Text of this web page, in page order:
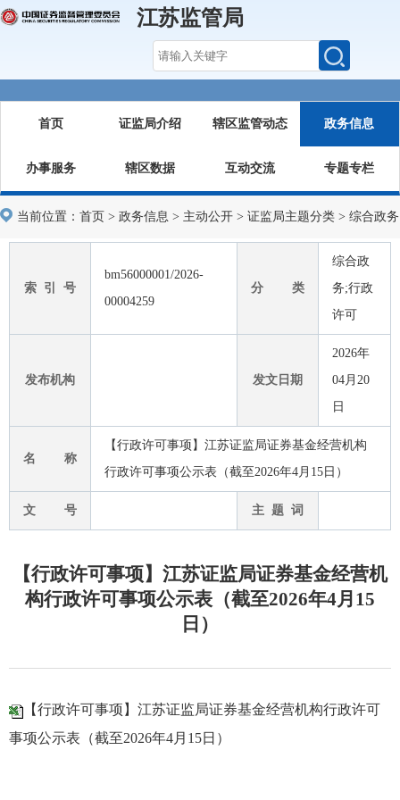
江苏监管局
首页 证监局介绍 辖区监管动态 政务信息
办事服务 辖区数据 互动交流 专题专栏
当前位置： 首页 > 政务信息 > 主动公开 > 证监局主题分类 > 综合政务
索 引 号
bm56000001/2026-
00004259
分 类
综合政
务;行政
许可
发布机构 发文日期
2026年
04月20
日
名 称
【行政许可事项】江苏证监局证券基金经营机构
行政许可事项公示表（截至2026年4月15日）
文 号 主 题 词
【行政许可事项】江苏证监局证券基金经营机
构行政许可事项公示表（截至2026年4月15
日）
【行政许可事项】江苏证监局证券基金经营机构行政许可
事项公示表（截至2026年4月15日）